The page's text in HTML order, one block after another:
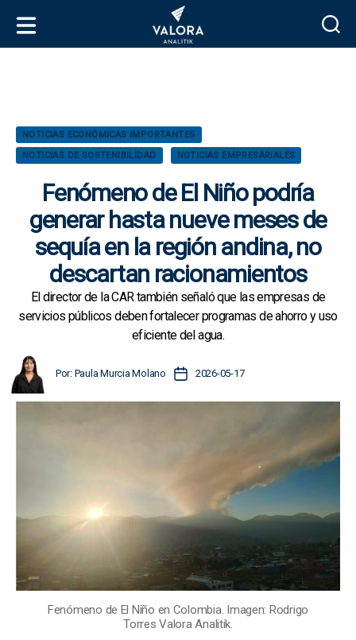
r
a
A
a
l
i
t
i
k
C
a
t
e
g
o
í
a
s
NOTICIAS ECONÓMICAS IMPORTANTES
NOTICIAS DE SOSTENIBILIDAD
NOTICIAS EMPRESARIALES
Fenómeno de El Niño podría
generar hasta nueve meses de
sequía en la región andina, no
descartan racionamientos
El director de la CAR también señaló que las empresas de
servicios públicos deben fortalecer programas de ahorro y uso
eficiente del agua.
A
u
t
e
a
Por: Paula Murcia Molano
F
a
e
r
d
2026-05-17
Fenómeno de El Niño en Colombia. Imagen: Rodrigo
Torres Valora Analitik.